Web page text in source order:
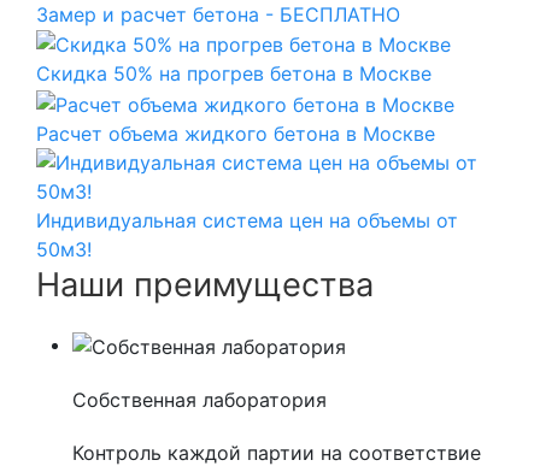
Замер и расчет бетона - БЕСПЛАТНО
Скидка 50% на прогрев бетона в Москве
Расчет объема жидкого бетона в Москве
Индивидуальная система цен на объемы от
50м3!
Наши преимущества
Собственная лаборатория
Контроль каждой партии на соответствие